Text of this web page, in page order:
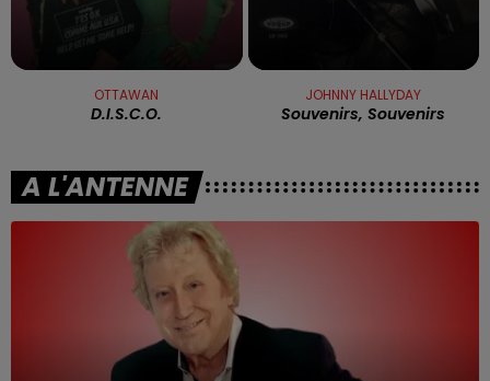
OTTAWAN
D.i.s.c.o.
JOHNNY HALLYDAY
Souvenirs, Souvenirs
A L'ANTENNE